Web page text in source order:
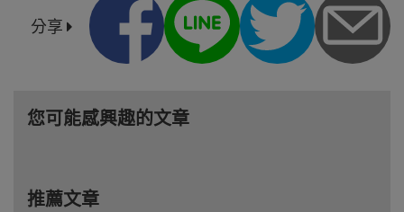
分享
您可能感興趣的文章
推薦文章